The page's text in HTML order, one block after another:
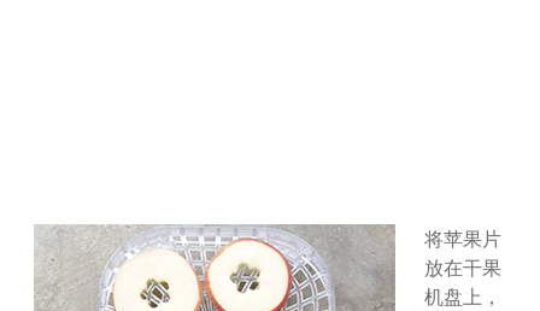
将苹果片
放在干果
机盘上，